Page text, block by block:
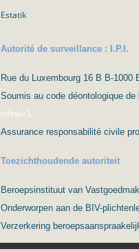
Estatik
Autorité de surveillance : I.P.I.
Rue du Luxembourg 16 B B-
Soumis au code déontologique de
inline=1
Assurance responsabilité civile
Toezichthoudende autoriteit
Beroepsinstituut van
Onderworpen aan de BIV-
Verzerkering